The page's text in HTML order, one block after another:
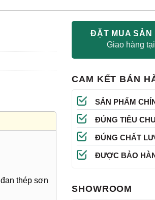
thép sơn
ĐẶT MUA SẢN
Giao hàng
CAM KẾT BÁN
SẢN PHẨM
ĐÚNG TIÊU
ĐÚNG CHẤT
ĐƯỢC BẢO
SHOWROOM